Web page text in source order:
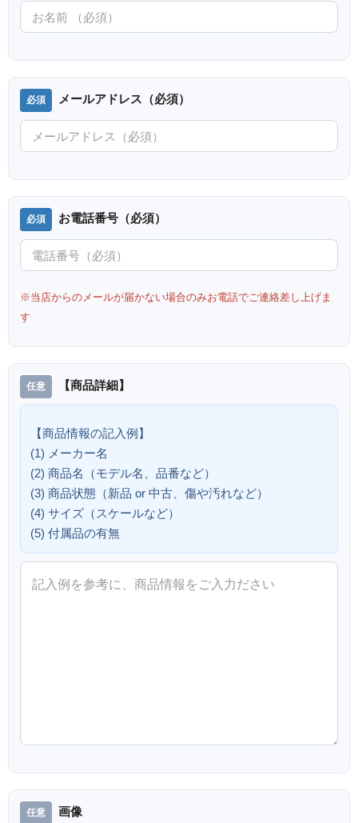
メールアドレス（必須）
お電話番号（必須）
※当店からのメールが届かない場合のみお電話でご連絡差し上げま
す
【商品詳細】
【商品情報の記入例】
(1) メーカー名
(2) 商品名（モデル名、品番など）
(3) 商品状態（新品 or 中古、傷や汚れなど）
(4) サイズ（スケールなど）
(5) 付属品の有無
画像